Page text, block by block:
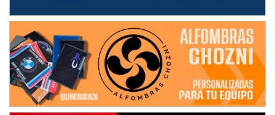
José Samuel Sánchez (Tierra)
TUCUMANO - F5
Juan Navarro (Asfalto)
El Timbó (Tucumán)
COBERTURA ESPECIAL DE E-KART.COM.AR
08/09-AGO